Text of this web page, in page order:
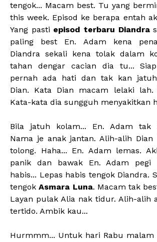
tengok... Macam best. Tu yang
this week. Episod ke berapa entah
Yang pasti episod terbaru Diandra
paling best En. Adam kena
Diandra sekali kena tolak dalam
tahan dengar cacian dia tu...
pernah ada hati dan tak kan
Dian. Kata Dian macam lelaki lah.
Kata-kata dia sungguh menyakitkan
Bila jatuh kolam... En. Adam tak
Nama je anak jantan. Alih-alih Dian
tolong. Haha... En. Adam lemas.
panik dan bawak En. Adam pegi
habis... Lepas habis tengok Diandra.
tengokAsmara Luna. Macam tak
Layan pulak Alia nak tidur. Alih-alih
tertido. Ambik kau...
Hurmmm... Untuk hari Rabu malam